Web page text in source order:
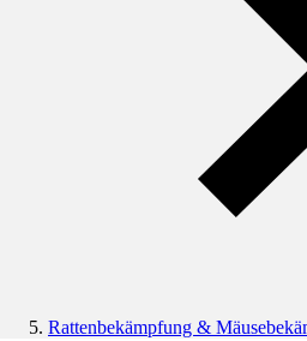
Rattenbekämpfung &